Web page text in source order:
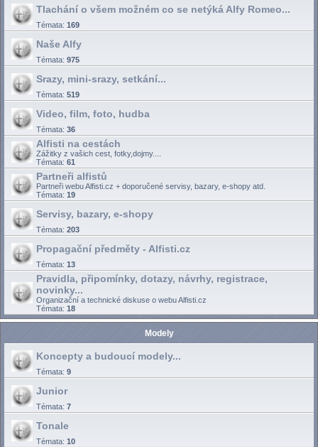
Tlachání o všem možném co se netýká Alfy Romeo...
Témata: 169
Naše Alfy
Témata: 975
Srazy, mini-srazy, setkání...
Témata: 519
Video, film, foto, hudba
Témata: 36
Alfisti na cestách
Zážitky z vašich cest, fotky,dojmy....
Témata: 61
Partneři alfistů
Partneři webu Alfisti.cz + doporučené servisy, bazary, e-shopy atd.
Témata: 19
Servisy, bazary, e-shopy
Témata: 203
Propagační předměty - Alfisti.cz
Témata: 13
Pravidla, připomínky, dotazy, návrhy, registrace,
novinky...
Organizační a technické diskuse o webu Alfisti.cz
Témata: 18
Modely
Koncepty a budoucí modely...
Témata: 9
Junior
Témata: 7
Tonale
Témata: 10